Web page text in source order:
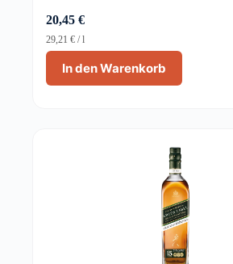
20,45 €
In den Warenkorb
29,21 € /l